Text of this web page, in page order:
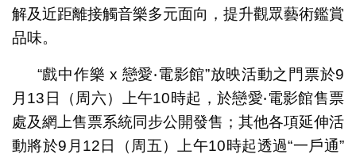
解及近距離接觸音樂多元面向，提升觀眾藝術鑑賞
品味。
“戲中作樂 x 戀愛‧電影館”放映活動之門票於9
月13日（周六）上午10時起，於戀愛‧電影館售票
處及網上售票系統同步公開發售；其他各項延伸活
動將於9月12日（周五）上午10時起透過“一戶通”